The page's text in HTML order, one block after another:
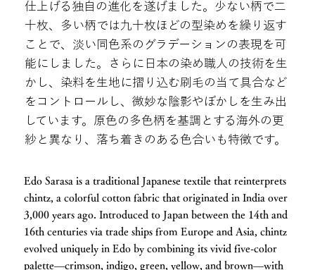
仕上げる独自の進化を遂げました。少ない柄で二
十枚、多い柄では九十枚ほどの型染めを繰り返す
ことで、淡い同色系のグラデーションの表現を可
能にしました。さらに日本の染め職人の技術を生
かし、染料を生地に摺り込む刷毛の当て具合など
をコントロールし、微妙な陰影やぼかしを生み出
しています。原色の多色柄を基調とする海外の更
紗と異なり、落ち着きのある色合いも特徴です。
Edo Sarasa is a traditional Japanese textile that reinterprets
chintz, a colorful cotton fabric that originated in India over
3,000 years ago. Introduced to Japan between the 14th and
16th centuries via trade ships from Europe and Asia, chintz
evolved uniquely in Edo by combining its vivid five-color
palette—crimson, indigo, green, yellow, and brown—with